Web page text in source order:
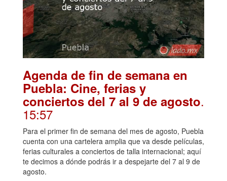
Agenda de fin de semana en
Puebla: Cine, ferias y
conciertos del 7 al 9 de agosto.
15:57
Para el primer fin de semana del mes de agosto, Puebla
cuenta con una cartelera amplia que va desde películas,
ferias culturales a conciertos de talla internacional; aquí
te decimos a dónde podrás ir a despejarte del 7 al 9 de
agosto.